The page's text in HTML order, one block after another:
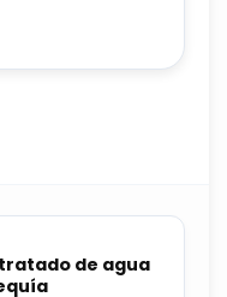
de agua